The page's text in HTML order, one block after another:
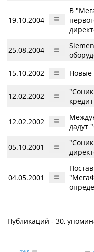
19.10.2004
В
25.08.2004
15.10.2002 Новые
12.02.2002
12.02.2002
дадут
05.10.2001
04.05.2001
Публикаций - 30,